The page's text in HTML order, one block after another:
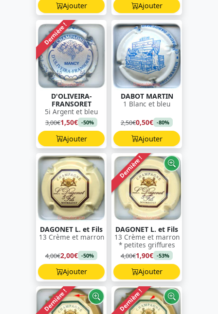
Ajouter Ajouter
Dernière !
D'OLIVEIRA-
FRANSORET
5i Argent et bleu
3,00€1,50€ -50%
Ajouter
DABOT MARTIN
1 Blanc et bleu
2,50€0,50€ -80%
Ajouter
DAGONET L. et Fils
13 Crème et marron
4,00€2,00€ -50%
Ajouter
Dernière !
DAGONET L. et Fils
13 Crème et marron
* petites griffures
4,00€1,90€ -53%
Ajouter
Dernière ! Dernière !